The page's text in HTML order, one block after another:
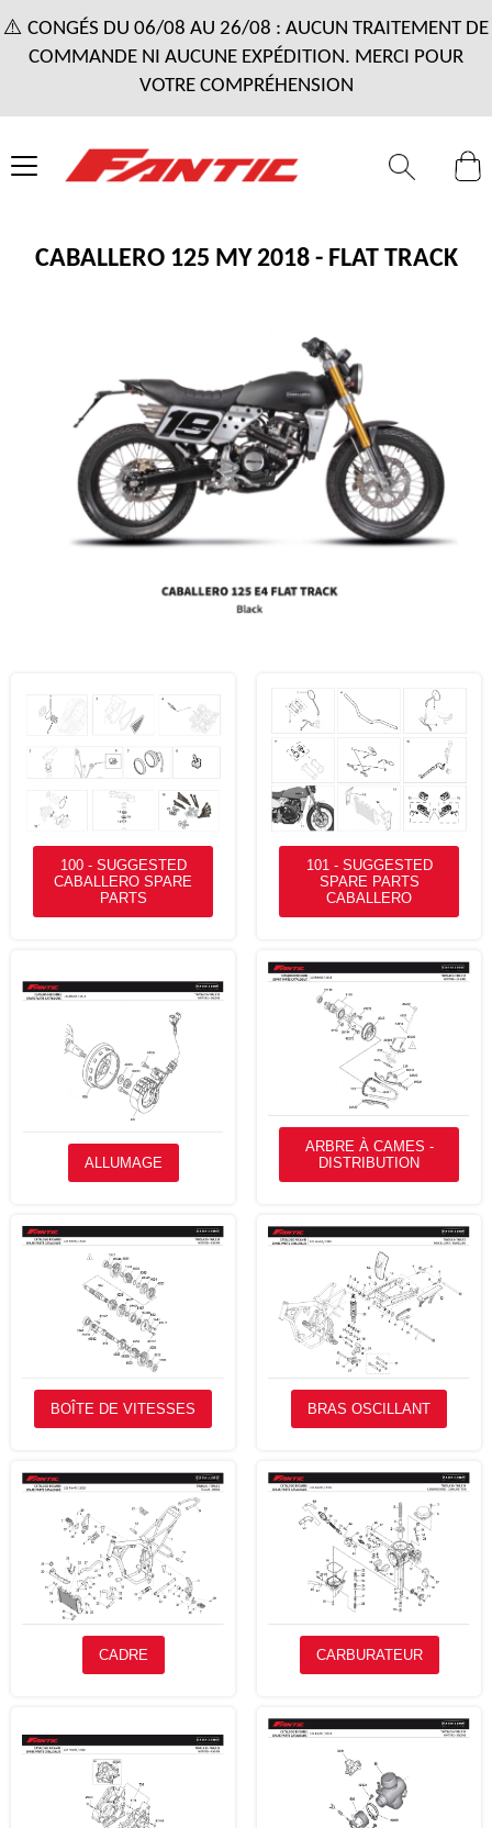
⚠️ CONGÉS DU 06/08 AU 26/08 : AUCUN TRAITEMENT DE
COMMANDE NI AUCUNE EXPÉDITION. MERCI POUR
VOTRE COMPRÉHENSION
CABALLERO 125 MY 2018 - FLAT TRACK
100 - SUGGESTED
CABALLERO SPARE
PARTS
101 - SUGGESTED
SPARE PARTS
CABALLERO
ALLUMAGE
ARBRE À CAMES -
DISTRIBUTION
BOÎTE DE VITESSES BRAS OSCILLANT
CADRE CARBURATEUR